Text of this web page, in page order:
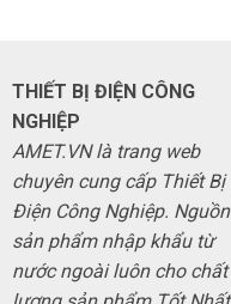
THIẾT BỊ ĐIỆN CÔNG
NGHIỆP
AMET.VN là trang web
chuyên cung cấp Thiết Bị
Điện Công Nghiệp. Nguồn
sản phẩm nhập khẩu từ
nước ngoài luôn cho chất